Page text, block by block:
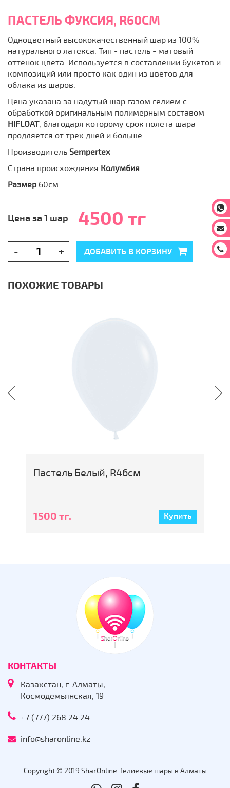
ПАСТЕЛЬ ФУКСИЯ, R60СМ
Одноцветный высококачественный шар из 100%
натурального латекса. Тип - пастель - матовый
оттенок цвета. Используется в составлении букетов и
композиций или просто как один из цветов для
облака из шаров.
Цена указана за надутый шар газом гелием с
обработкой оригинальным полимерным составом
HIFLOAT, благодаря которому срок полета шара
продляется от трех дней и больше.
Производитель Sempertex
Страна происхождения Колумбия
Размер 60см
Цена за 1 шар 4500 тг
- + ДОБАВИТЬ В КОРЗИНУ
ПОХОЖИЕ ТОВАРЫ
Пастель Белый, R46см
1500 тг. Купить
КОНТАКТЫ
Казахстан, г. Алматы,
Космодемьянская, 19
+7 (777) 268 24 24
info@sharonline.kz
Copyright © 2019 SharOnline. Гелиевые шары в Алматы